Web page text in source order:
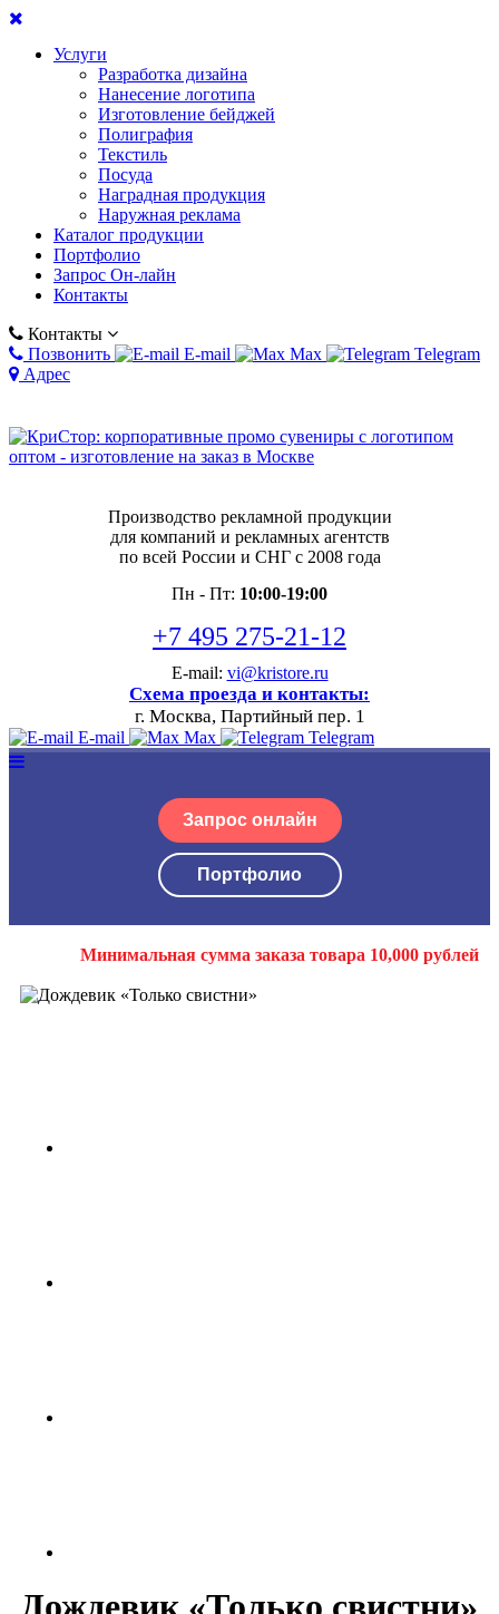
Услуги
Разработка дизайна
Нанесение логотипа
Изготовление бейджей
Полиграфия
Текстиль
Посуда
Наградная продукция
Наружная реклама
Каталог продукции
Портфолио
Запрос Он-лайн
Контакты
Контакты
Позвонить
E-mail Max
Telegram
Адрес
Производство рекламной продукции
для компаний и рекламных агентств
по всей России и СНГ с 2008 года
Пн - Пт: 10:00-19:00
+7 495 275-21-12
E-mail: vi@kristore.ru
Схема проезда и контакты:
г. Москва, Партийный пер. 1
E-mail Max Telegram
Запрос онлайн
Портфолио
Минимальная сумма заказа товара 10,000 рублей